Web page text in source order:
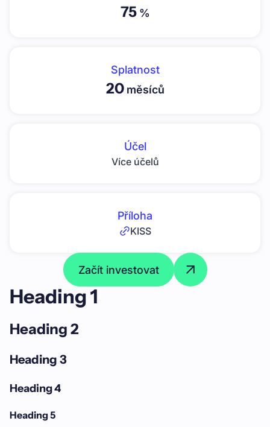
75%
Splatnost
20měsíců
Účel
Více účelů
Příloha
KISS
Začít investovat
Heading 1
Heading 2
Heading 3
Heading 4
Heading 5